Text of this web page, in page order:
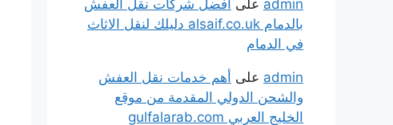
admin على أفضل شركات نقل العفش
بالدمام alsaif.co.uk دليلك لنقل الاثاث
في الدمام
admin على أهم خدمات نقل العفش
والشحن الدولي المقدمة من موقع
الخليج العربي gulfalarab.com